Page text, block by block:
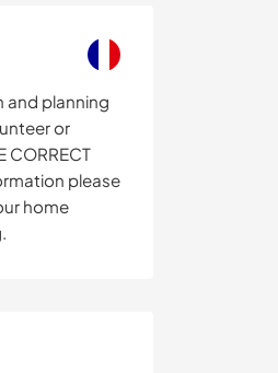
and planning
or
CORRECT
please
home